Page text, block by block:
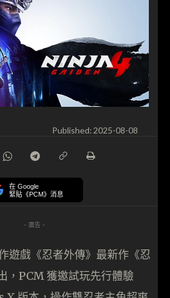
Published: 2025-08-08
在 Google
緊貼《PCM》消息
- 廣告 -
遊戲《忍者外傳》最新作《忍
，PCM 獲邀試玩先行體驗